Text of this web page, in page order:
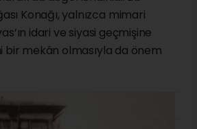
Konağı, yalnızca mimari
idari ve siyasi geçmişine
bir mekân olmasıyla da önem